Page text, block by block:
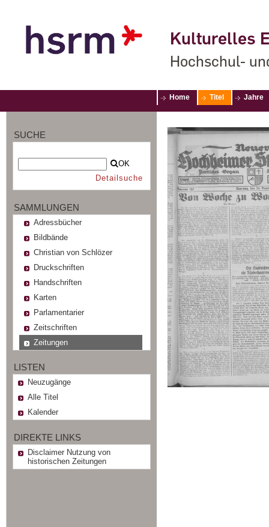
Kulturelles
Hochschul-
Home Titel Jahre
SUCHE
OK
Detailsuche
SAMMLUNGEN
Adressbücher
Bildbände
Christian von Schlözer
Druckschriften
Handschriften
Karten
Parlamentarier
Zeitschriften
Zeitungen
LISTEN
Neuzugänge
Alle Titel
Kalender
DIREKTE LINKS
Disclaimer Nutzung von
historischen Zeitungen